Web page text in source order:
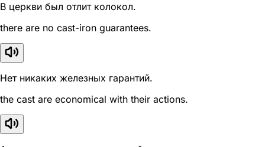
В церкви был отлит колокол.
there are no cast-iron guarantees.
Нет никаких железных гарантий.
the cast are economical with their actions.